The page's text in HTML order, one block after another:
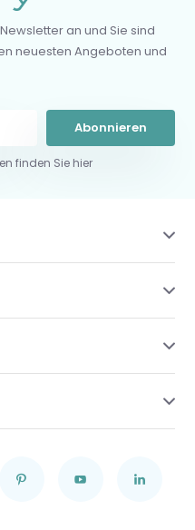
an und Sie sind
neuesten Angeboten und
Abonnieren
finden Sie hier